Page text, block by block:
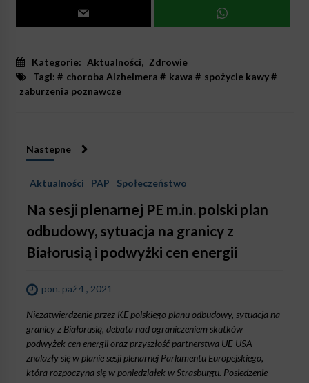
Kategorie: Aktualności, Zdrowie
Tagi: # choroba Alzheimera # kawa # spożycie kawy#
zaburzenia poznawcze
Nastepne
Aktualności PAP Społeczeństwo
Na sesji plenarnej PE m.in. polski plan
odbudowy, sytuacja na granicy z
Białorusią i podwyżki cen energii
pon. paź 4 , 2021
Niezatwierdzenie przez KE polskiego planu odbudowy, sytuacja na
granicy z Białorusią, debata nad ograniczeniem skutków
podwyżek cen energii oraz przyszłość partnerstwa UE-USA –
znalazły się w planie sesji plenarnej Parlamentu Europejskiego,
która rozpoczyna się w poniedziałek w Strasburgu. Posiedzenie